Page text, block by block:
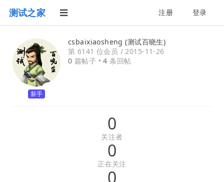
测试之家 注册 登录
新手
csbaixiaosheng (测试百晓生)
第 6141 位会员 /2015-11-26
0 篇帖子 •4 条回帖
0
关注者
0
正在关注
0